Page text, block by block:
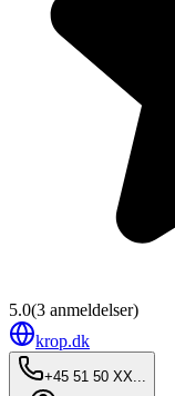
5.0(3 anmeldelser)
krop.dk
+45 51 50 XX...